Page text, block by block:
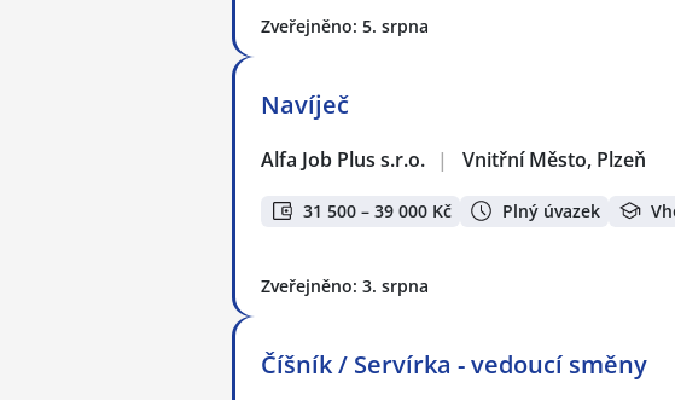
Zveřejněno: 5. srpna
Navíječ
Alfa Job Plus s.r.o. | Vnitřní Město, Plzeň
31 500 – 39 000 Kč Plný úvazek
Zveřejněno: 3. srpna
Číšník / Servírka - vedoucí směny